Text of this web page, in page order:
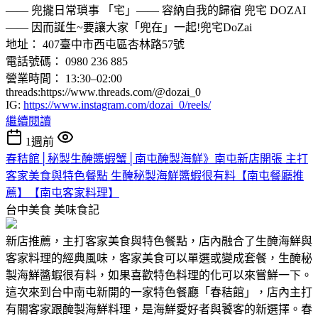
—— 兜攏日常瑣事 「宅」—— 容納自我的歸宿 ​​兜宅 DOZAI
—— 因而誕生~要讓大家「兜在」一起!兜宅DoZai
地址： 407臺中市西屯區杏林路57號
電話號碼： 0980 236 885
營業時間： 13:30–02:00
threads:https://www.threads.com/@dozai_0
IG: https://www.instagram.com/dozai_0/reels/
繼續閱讀
1週前
春秸館│秘製生醃醬蝦蟹│南屯醃製海鮮》南屯新店開張 主打
客家美食與特色餐點 生醃秘製海鮮醬蝦很有料【南屯餐廳推
薦】【南屯客家料理】
台中美食 美味食記
新店推薦，主打客家美食與特色餐點，店內融合了生醃海鮮與
客家料理的經典風味，客家美食可以單選或變成套餐，生醃秘
製海鮮醬蝦很有料，如果喜歡特色料理的化可以來嘗鮮一下。
這次來到台中南屯新開的一家特色餐廳「春秸館」，店內主打
有關客家跟醃製海鮮料理，是海鮮愛好者與饕客的新選擇。春